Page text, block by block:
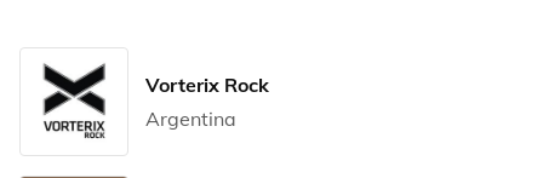
Vorterix Rock
Argentina